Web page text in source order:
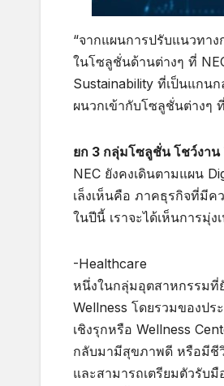
“จากแผนการปรับแนวทา
ในโซลูชั่นด้านต่างๆ ที่
Sustainability ที่เป็นแกน
ผนวกเข้ากับโซลูชั่นต่างๆ
ยก 3 กลุ่มโซลูชั่น โชว์งา
NEC ยังคงเดินตามแผน
เล็งเห็นคือ ภาคธุรกิจที่มีค
ในปีนี้ เราจะได้เห็นการมุ่
-Healthcare
หนึ่งในกลุ่มอุตสาหกรรมที่
Wellness โดยรวมของป
เชิงรุกหรือ Wellness
กลับมามีสุขภาพดี หรือมีชี
และสามารถเตรียมตัวรับ